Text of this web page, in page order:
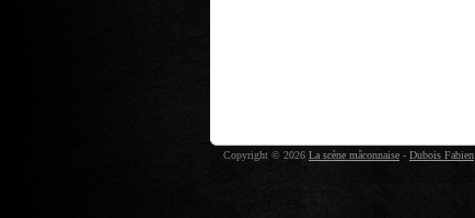
Copyright © 2026 La scène mâconnaise - Dubois Fabien